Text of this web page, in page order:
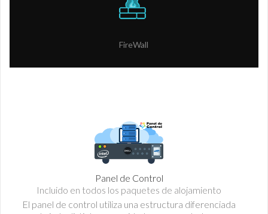
FireWall
Panel de Control
Incluido en todos los paquetes de alojamiento
El panel de control utiliza una estructura diferenciada